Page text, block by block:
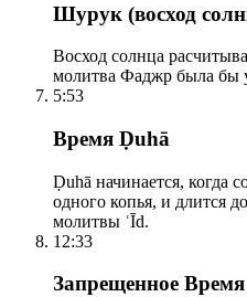
Шурук (восход
Восход солнца
молитва Фаджр была бы
5:53
Время Ḍuhā
Ḍuhā начинается, когда
одного копья, и длится
молитвы ʿĪd.
12:33
Запрещенное